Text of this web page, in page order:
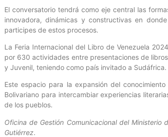
El conversatorio tendrá como eje central las
innovadora, dinámicas y constructivas en
participes de estos procesos.
La Feria Internacional del Libro de Venezuela
por 630 actividades entre presentaciones de
y Juvenil, teniendo como país invitado a Sudáfrica.
Este espacio para la expansión del
Bolivariano para intercambiar experiencias
de los pueblos.
Oficina de Gestión Comunicacional del Ministerio
Gutiérrez.